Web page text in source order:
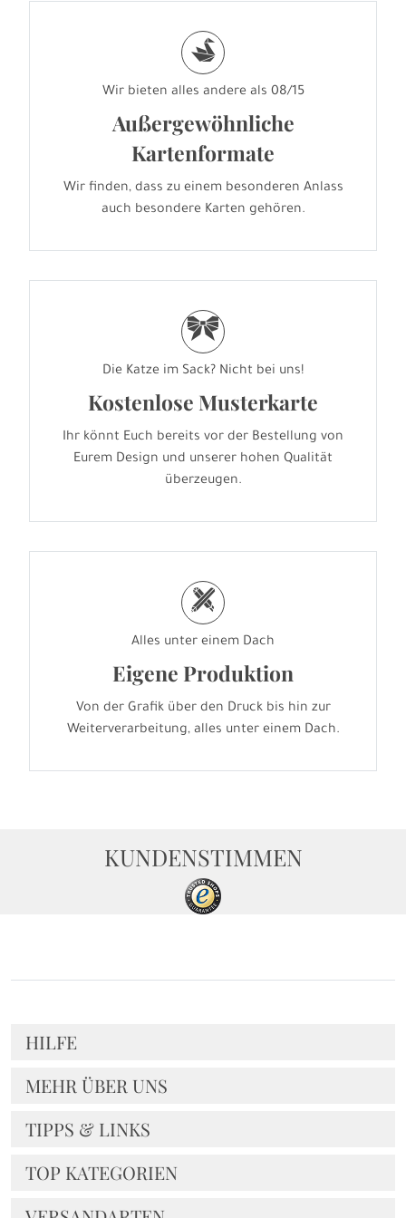
s
Wir bieten alles andere als 08/15
Außergewöhnliche
Kartenformate
Wir finden, dass zu einem besonderen Anlass
auch besondere Karten gehören.
r
Die Katze im Sack? Nicht bei uns!
Kostenlose Musterkarte
Ihr könnt Euch bereits vor der Bestellung von
Eurem Design und unserer hohen Qualität
überzeugen.
h
Alles unter einem Dach
Eigene Produktion
Von der Grafik über den Druck bis hin zur
Weiterverarbeitung, alles unter einem Dach.
KUNDENSTIMMEN
HILFE
MEHR ÜBER UNS
TIPPS & LINKS
TOP KATEGORIEN